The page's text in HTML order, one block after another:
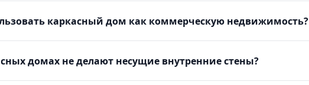
каркасный дом как коммерческую недвижимость?
домах не делают несущие внутренние стены?